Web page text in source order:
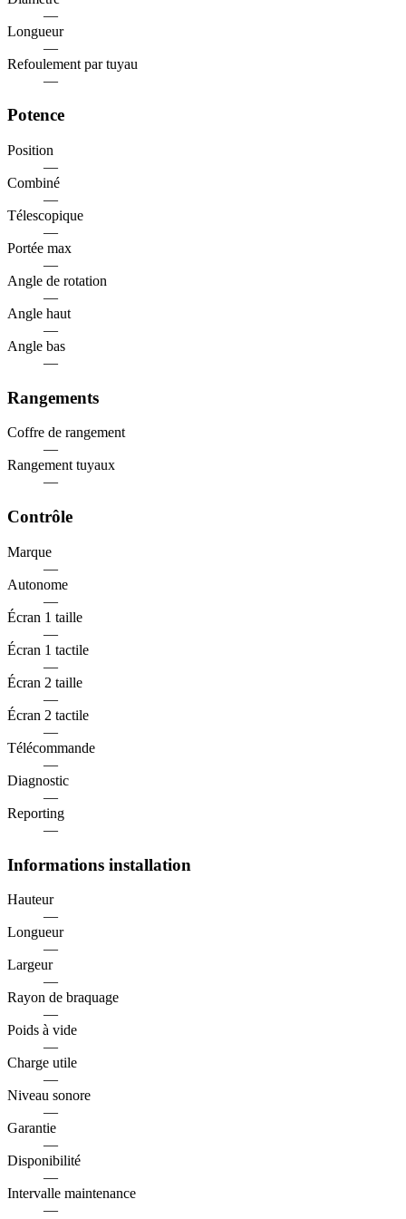
—
Longueur
—
Refoulement par tuyau
—
Potence
Position
—
Combiné
—
Télescopique
—
Portée max
—
Angle de rotation
—
Angle haut
—
Angle bas
—
Rangements
Coffre de rangement
—
Rangement tuyaux
—
Contrôle
Marque
—
Autonome
—
Écran 1 taille
—
Écran 1 tactile
—
Écran 2 taille
—
Écran 2 tactile
—
Télécommande
—
Diagnostic
—
Reporting
—
Informations installation
Hauteur
—
Longueur
—
Largeur
—
Rayon de braquage
—
Poids à vide
—
Charge utile
—
Niveau sonore
—
Garantie
—
Disponibilité
—
Intervalle maintenance
—